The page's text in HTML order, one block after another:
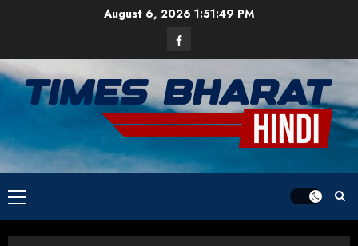
August 6, 2026 1:51:49 PM
Facebook
Primary
Menu